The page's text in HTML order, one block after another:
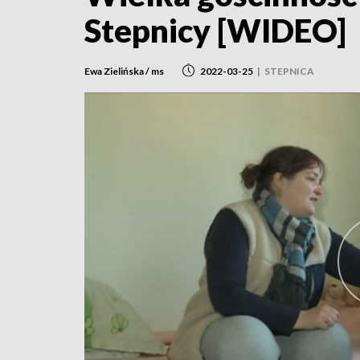
Stepnicy [WIDEO]
Ewa Zielińska / ms 2022-03-25 | STEPNICA